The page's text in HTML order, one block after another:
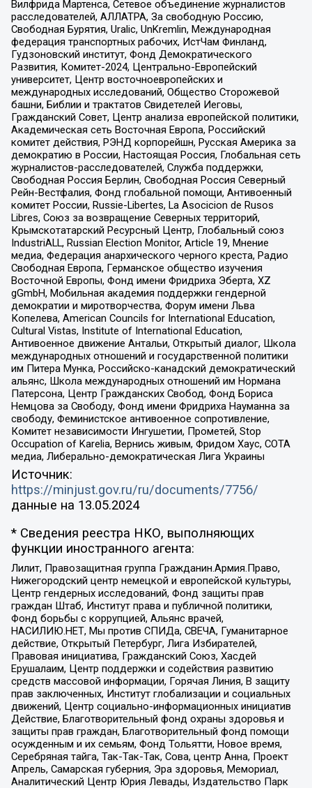
Вилфрида Мартенса, Сетевое объединение журналистов
расследователей, АЛЛАТРА, За свободную Россию,
Свободная Бурятия, Uralic, UnKremlin, Международная
федерация транспортных рабочих, ИстЧам Финланд,
Гудзоновский институт, Фонд Демократического
Развития, Комитет-2024, Центрально-Европейский
университет, Центр восточноевропейских и
международных исследований, Общество Сторожевой
башни, Библии и трактатов Свидетелей Иеговы,
Гражданский Совет, Центр анализа европейской политики,
Академическая сеть Восточная Европа, Российский
комитет действия, РЭНД корпорейшн, Русская Америка за
демократию в России, Настоящая Россия, Глобальная сеть
журналистов-расследователей, Служба поддержки,
Свободная Россия Берлин, Свободная Россия Северный
Рейн-Вестфалия, Фонд глобальной помощи, Антивоенный
комитет России, Russie-Libertes, La Asocicion de Rusos
Libres, Союз за возвращение Северных территорий,
Крымскотатарский Ресурсный Центр, Глобальный союз
IndustriALL, Russian Election Monitor, Article 19, Мнение
медиа, Федерация анархического черного креста, Радио
Свободная Европа, Германское общество изучения
Восточной Европы, Фонд имени Фридриха Эберта, XZ
gGmbH, Мобильная академия поддержки гендерной
демократии и миротворчества, Форум имени Льва
Копелева, American Councils for International Education,
Cultural Vistas, Institute of International Education,
Антивоенное движение Антальи, Открытый диалог, Школа
международных отношений и государственной политики
им Питера Мунка, Российско-канадский демократический
альянс, Школа международных отношений им Нормана
Патерсона, Центр Гражданских Свобод, Фонд Бориса
Немцова за Свободу, Фонд имени Фридриха Науманна за
свободу, Феминистское антивоенное сопротивление,
Комитет независимости Ингушетии, Прометей, Stop
Occupation of Karelia, Вернись живым, Фридом Хаус, СОТА
медиа, Либерально-демократическая Лига Украины
Источник:
https://minjust.gov.ru/ru/documents/7756/
данные на 13.05.2024
* Сведения реестра НКО, выполняющих
функции иностранного агента:
Лилит, Правозащитная группа Гражданин.Армия.Право,
Нижегородский центр немецкой и европейской культуры,
Центр гендерных исследований, Фонд защиты прав
граждан Штаб, Институт права и публичной политики,
Фонд борьбы с коррупцией, Альянс врачей,
НАСИЛИЮ.НЕТ, Мы против СПИДа, СВЕЧА, Гуманитарное
действие, Открытый Петербург, Лига Избирателей,
Правовая инициатива, Гражданский Союз, Хасдей
Ерушалаим, Центр поддержки и содействия развитию
средств массовой информации, Горячая Линия, В защиту
прав заключенных, Институт глобализации и социальных
движений, Центр социально-информационных инициатив
Действие, Благотворительный фонд охраны здоровья и
защиты прав граждан, Благотворительный фонд помощи
осужденным и их семьям, Фонд Тольятти, Новое время,
Серебряная тайга, Так-Так-Так, Сова, центр Анна, Проект
Апрель, Самарская губерния, Эра здоровья, Мемориал,
Аналитический Центр Юрия Левады, Издательство Парк